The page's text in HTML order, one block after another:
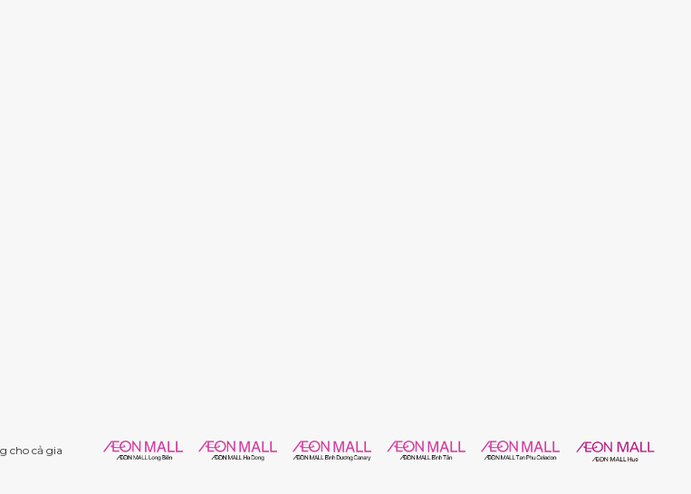
cho cả gia